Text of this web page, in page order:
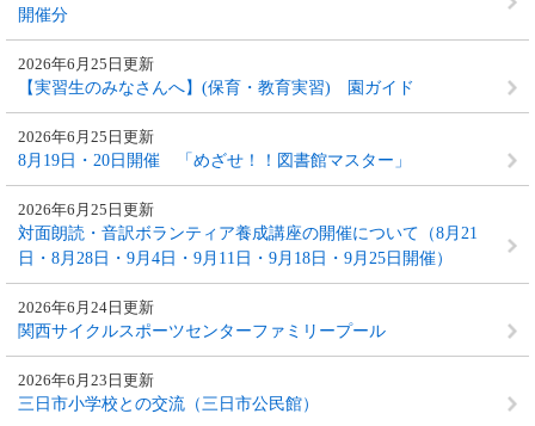
開催分
【実習生のみなさんへ】(保育・教育実習) 園ガイド
2026年6月25日更新
8月19日・20日開催 「めざせ！！図書館マスター」
2026年6月25日更新
対面朗読・音訳ボランティア養成講座の開催について（8月21
日・8月28日・9月4日・9月11日・9月18日・9月25日開催）
2026年6月25日更新
関西サイクルスポーツセンターファミリープール
2026年6月24日更新
三日市小学校との交流（三日市公民館）
2026年6月23日更新